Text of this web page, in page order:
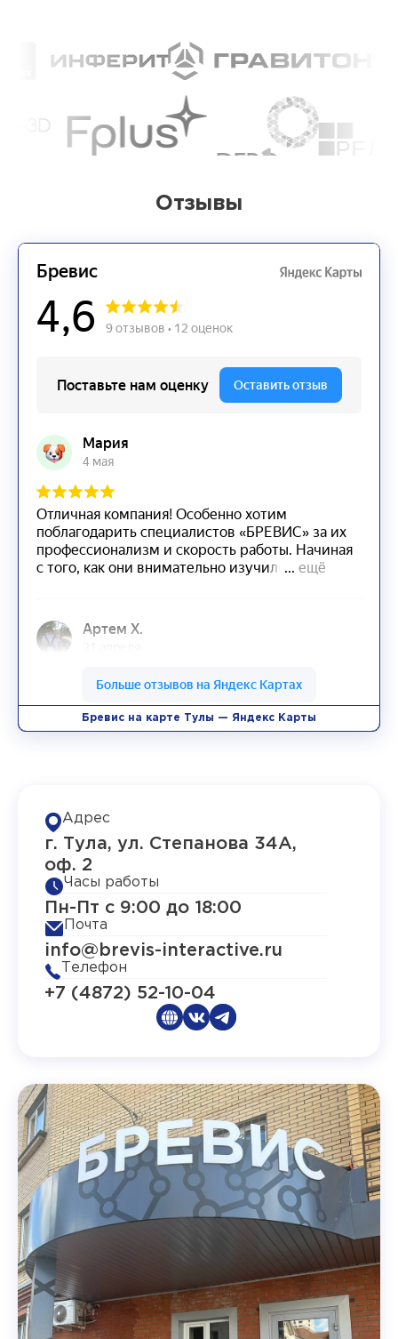
Отзывы
Бревис на карте Тулы — Яндекс Карты
Адрес
г. Тула, ул. Степанова 34А,
оф. 2
Часы работы
Пн-Пт с 9:00 до 18:00
Почта
info@brevis-interactive.ru
Телефон
+7 (4872) 52-10-04